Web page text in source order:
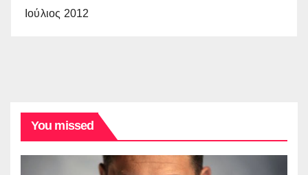
Ιούλιος 2012
You missed